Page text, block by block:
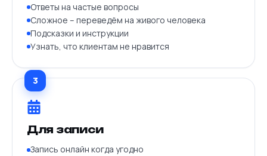
Ответы на частые вопросы
Сложное – переведём на живого человека
Подсказки и инструкции
Узнать, что клиентам не нравится
3
Для записи
Запись онлайн когда угодно